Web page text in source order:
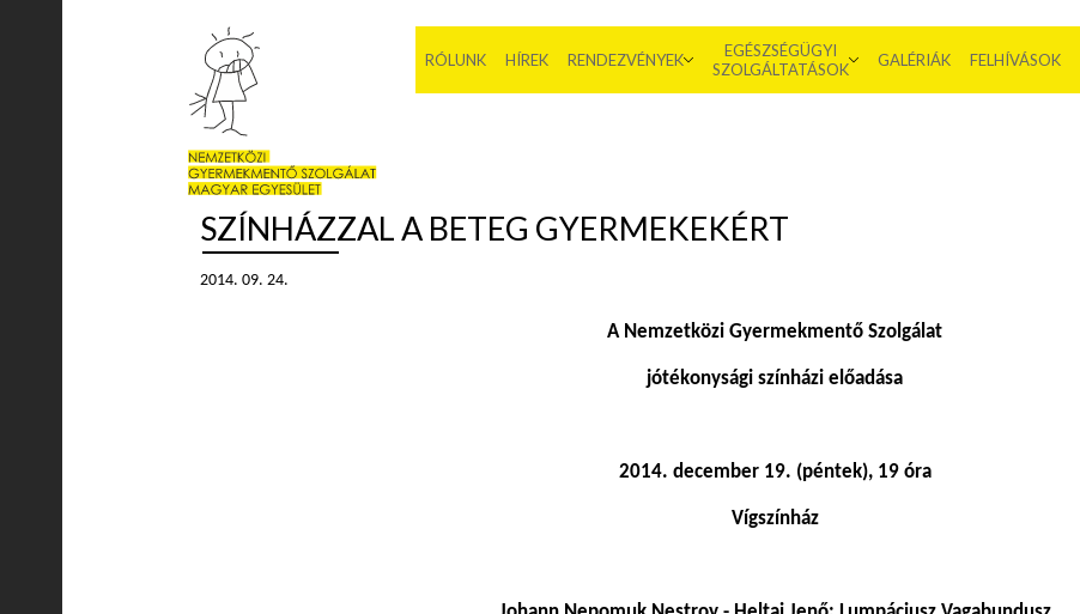
RÓLUNK HÍREK RENDEZVÉNYEK
EGÉSZSÉGÜGYI
SZOLGÁLTATÁSOK
GALÉRIÁK FELHÍVÁSOK
SZÍNHÁZZAL A BETEG GYERMEKEKÉRT
2014. 09. 24.
A Nemzetközi Gyermekmentő Szolgálat
jótékonysági színházi előadása
2014. december 19. (péntek), 19 óra
Vígszínház